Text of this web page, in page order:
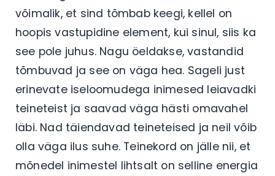
võimalik, et sind tõmbab keegi, kellel on
hoopis vastupidine element, kui sinul, siis ka
see pole juhus. Nagu öeldakse, vastandid
tõmbuvad ja see on väga hea. Sageli just
erinevate iseloomudega inimesed leiavadki
teineteist ja saavad väga hästi omavahel
läbi. Nad täiendavad teineteised ja neil võib
olla väga ilus suhe. Teinekord on jälle nii, et
mõnedel inimestel lihtsalt on selline energia